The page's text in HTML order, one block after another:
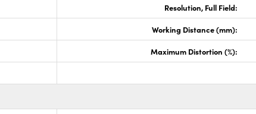
Resolution, Full Field:
Working Distance (mm):
Maximum Distortion (%):